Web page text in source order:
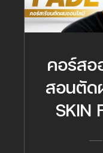
คอร์สอ
สอนตัด
SKIN